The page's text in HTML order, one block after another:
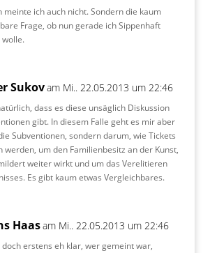
meinte ich auch nicht. Sondern die kaum
Frage, ob nun gerade ich Sippenhaft
Sukovam Mi.. 22.05.2013 um 22:46
dass es diese unsäglich Diskussion
gibt. In diesem Falle geht es mir aber
Subventionen, sondern darum, wie Tickets
werden, um den Familienbesitz an der Kunst,
weiter wirkt und um das Verelitieren
Es gibt kaum etwas Vergleichbares.
Haasam Mi.. 22.05.2013 um 22:46
erstens eh klar, wer gemeint war,